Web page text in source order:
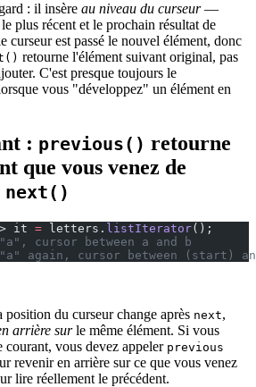
: il insère au niveau du curseur—
le plus récent et le prochain résultat de
curseur est passé le nouvel élément, donc
retourne l'élément suivant original, pas
C'est presque toujours le
vous "développez" un élément en
: previous() retourne
que vous venez de
next()
> it = letters. listIterator();
cursor between a and b
again, cursor between (start)
du curseur change après next,
arrière surle même élément. Si vous
courant, vous devez appeler previous
revenir en arrière sur ce que vous venez
lire réellement le précédent.